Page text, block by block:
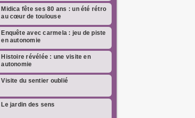
Midica fête ses 80 ans : un été rétro
au cœur de toulouse
Enquête avec carmela : jeu de piste
en autonomie
Histoire révélée : une visite en
autonomie
Visite du sentier oublié
Le jardin des sens